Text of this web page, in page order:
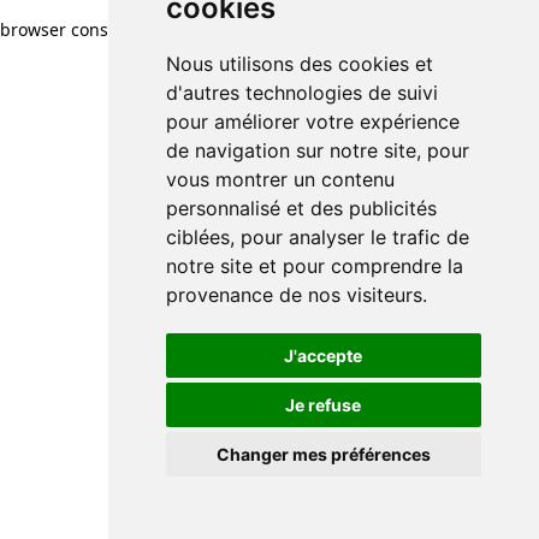
cookies
Nous utilisons des cookies et
d'autres technologies de suivi
pour améliorer votre expérience
de navigation sur notre site, pour
vous montrer un contenu
personnalisé et des publicités
ciblées, pour analyser le trafic de
notre site et pour comprendre la
provenance de nos visiteurs.
J'accepte
Je refuse
Changer mes préférences
browser console for more information)